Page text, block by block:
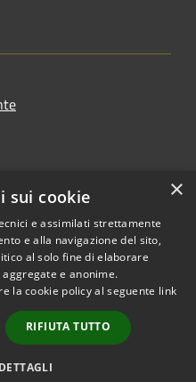
Copyright © 2026 • Città di
Erice • Powered by
Municipium•
Accesso
redazione
×
sui cookie
e assimilati strettamente
e alla navigazione del sito,
al solo fine di elaborare
e anonime.
la cookie policy al seguente link
RIFIUTA TUTTO